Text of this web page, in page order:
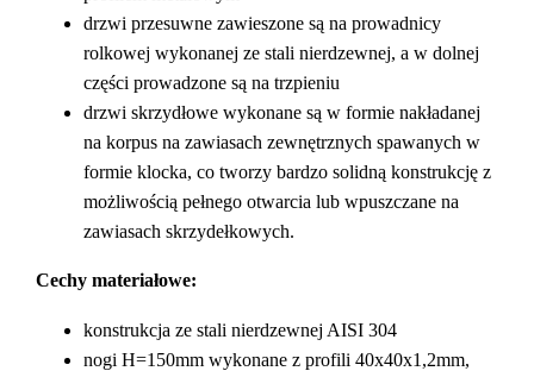
drzwi przesuwne zawieszone są na prowadnicy
rolkowej wykonanej ze stali nierdzewnej, a w dolnej
części prowadzone są na trzpieniu
drzwi skrzydłowe wykonane są w formie nakładanej
na korpus na zawiasach zewnętrznych spawanych w
formie klocka, co tworzy bardzo solidną konstrukcję z
możliwością pełnego otwarcia lub wpuszczane na
zawiasach skrzydełkowych.
Cechy materiałowe:
konstrukcja ze stali nierdzewnej AISI 304
nogi H=150mm wykonane z profili 40x40x1,2mm,